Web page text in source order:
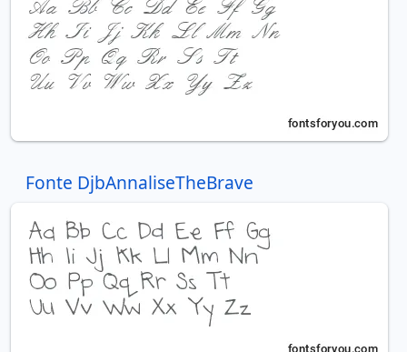
Fonte DjbAnnaliseTheBrave